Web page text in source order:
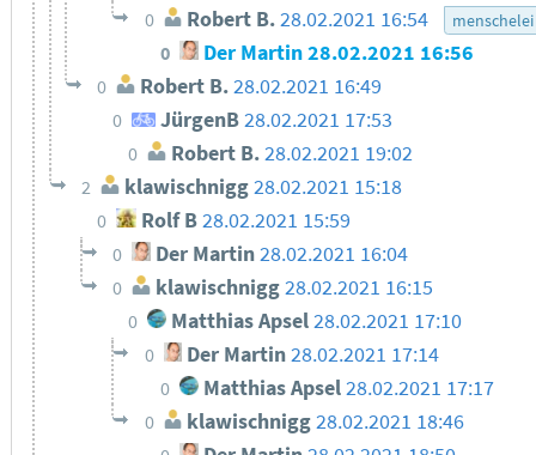
0 Robert B.28.02.2021 16:54 menschelei
0 Der Martin 28.02.2021 16:56
0 Robert B.28.02.2021 16:49
0 JürgenB28.02.2021 17:53
0 Robert B.28.02.2021 19:02
2 klawischnigg 28.02.2021 15:18
0 Rolf B 28.02.2021 15:59
0 Der Martin28.02.2021 16:04
0 klawischnigg28.02.2021 16:15
0 Matthias Apsel28.02.2021 17:10
0 Der Martin28.02.2021 17:14
0 Matthias Apsel 28.02.2021 17:17
0 klawischnigg28.02.2021 18:46